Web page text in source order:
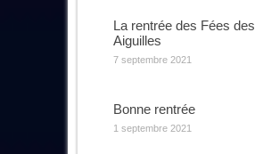
La rentrée des Fées des
Aiguilles
7 septembre 2021
Bonne rentrée
1 septembre 2021